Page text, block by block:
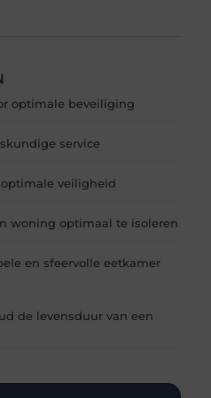
optimale beveiliging
service
veiligheid
woning optimaal te isoleren
en sfeervolle eetkamer
de levensduur van een